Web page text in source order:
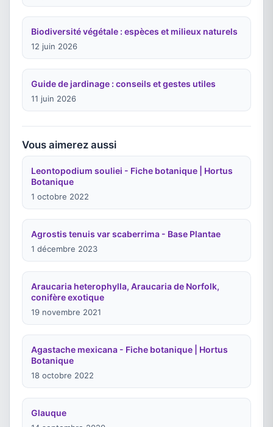
Biodiversité végétale : espèces et milieux naturels
12 juin 2026
Guide de jardinage : conseils et gestes utiles
11 juin 2026
Vous aimerez aussi
Leontopodium souliei - Fiche botanique | Hortus
Botanique
1 octobre 2022
Agrostis tenuis var scaberrima - Base Plantae
1 décembre 2023
Araucaria heterophylla, Araucaria de Norfolk,
conifère exotique
19 novembre 2021
Agastache mexicana - Fiche botanique | Hortus
Botanique
18 octobre 2022
Glauque